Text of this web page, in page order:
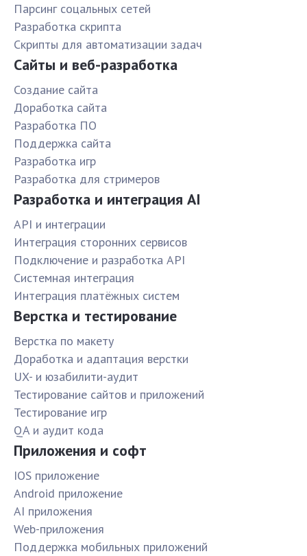
Парсинг соцальных сетей
Разработка скрипта
Скрипты для автоматизации задач
Сайты и веб-разработка
Создание сайта
Доработка сайта
Разработка ПО
Поддержка сайта
Разработка игр
Разработка для стримеров
Разработка и интеграция AI
API и интеграции
Интеграция сторонних сервисов
Подключение и разработка API
Системная интеграция
Интеграция платёжных систем
Верстка и тестирование
Верстка по макету
Доработка и адаптация верстки
UX- и юзабилити-аудит
Тестирование сайтов и приложений
Тестирование игр
QA и аудит кода
Приложения и софт
IOS приложение
Android приложение
AI приложения
Web-приложения
Поддержка мобильных приложений